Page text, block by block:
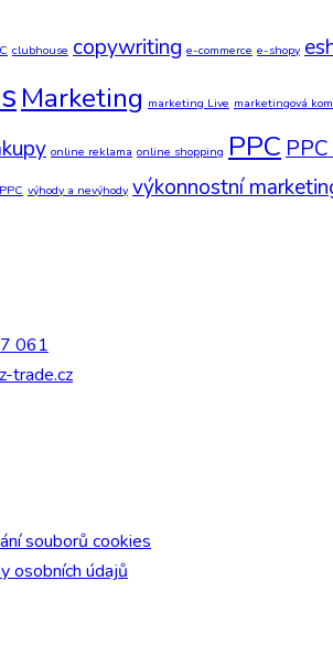
clubhouse copywriting e-commerce e-shopy
Marketing marketing Live marketingová
online reklama online shopping PPC
výhody a nevýhody výkonnostní
061
trade.cz
souborů cookies
osobních údajů